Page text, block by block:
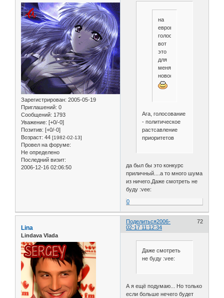
Зарегистрирован: 2005-05-19
Приглашений: 0
Сообщений: 1793
Уважение: [+0/-0]
Позитив: [+0/-0]
Возраст: 44 [1982-02-13]
Провел на форуме:
Не определено
Последний визит:
2006-12-16 02:06:50
на
евровидении
голосуют?
вот
это
для
меня
новость
Ага, голосование
- политическое
растсавление
приоритетов
да был бы это конкурс
приличный....а то много шума
из ничего.Даже смотреть не
буду :vee:
0
Поделиться 72
2006-
02-17 11:12:34
Lina
Lindava Vlada
Даже смотреть
не буду :vee:
А я ещё подумаю... Но только
если больше нечего будет